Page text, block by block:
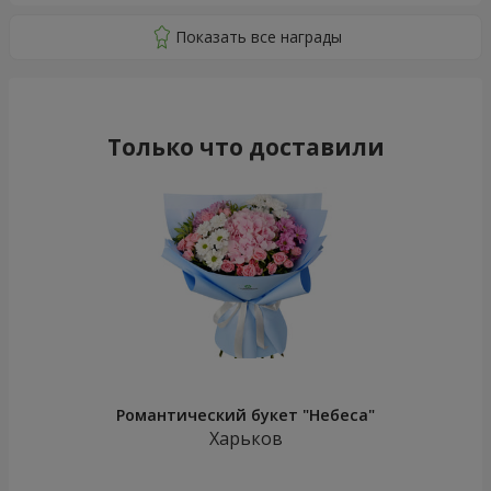
Только что доставили
Романтический букет "Небеса"
Харьков